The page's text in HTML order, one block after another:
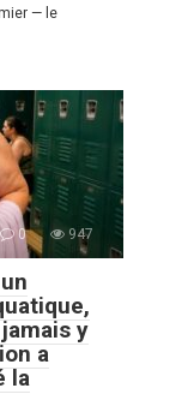
— le
0 947
y
a
la